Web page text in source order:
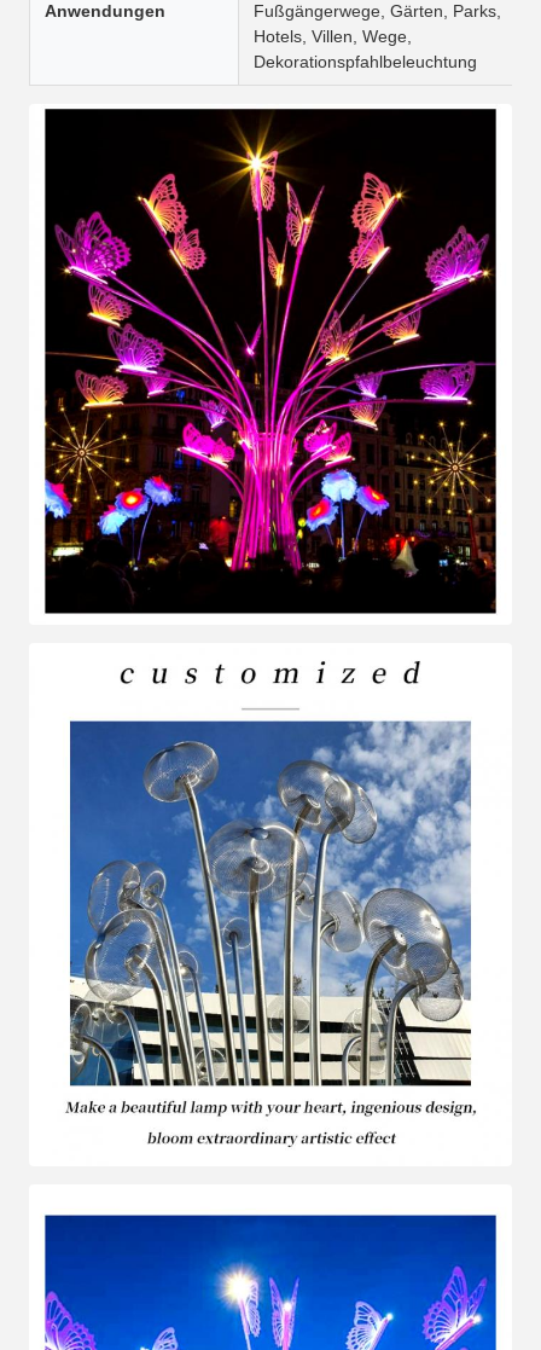
Anwendungen
Fußgängerwege, Gärten, Parks,
Hotels, Villen, Wege,
Dekorationspfahlbeleuchtung